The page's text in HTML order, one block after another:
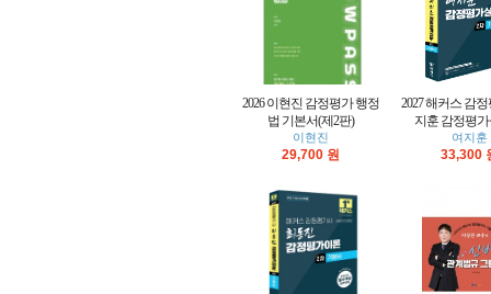
2026 이현진 감정평가 행정
법 기본서(제2판)
이현진
29,700 원
2027 해커스 감
지훈 감정평가
여지훈
33,300